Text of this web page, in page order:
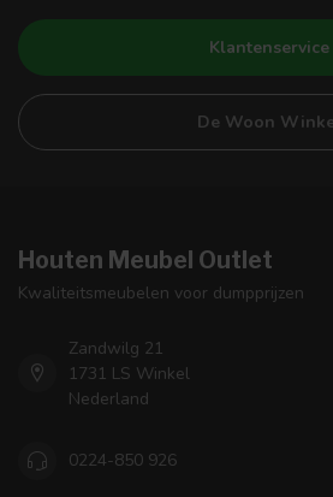
Klantenservice
De Woon
Houten Meubel Outlet
Kwaliteitsmeubelen voor dumpprijzen
Zandwilg 21
1731 LS Winkel
Nederland
0224-850 926